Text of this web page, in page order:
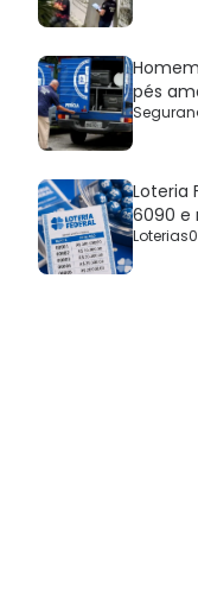
pés
Loteria
6090 e
Loterias